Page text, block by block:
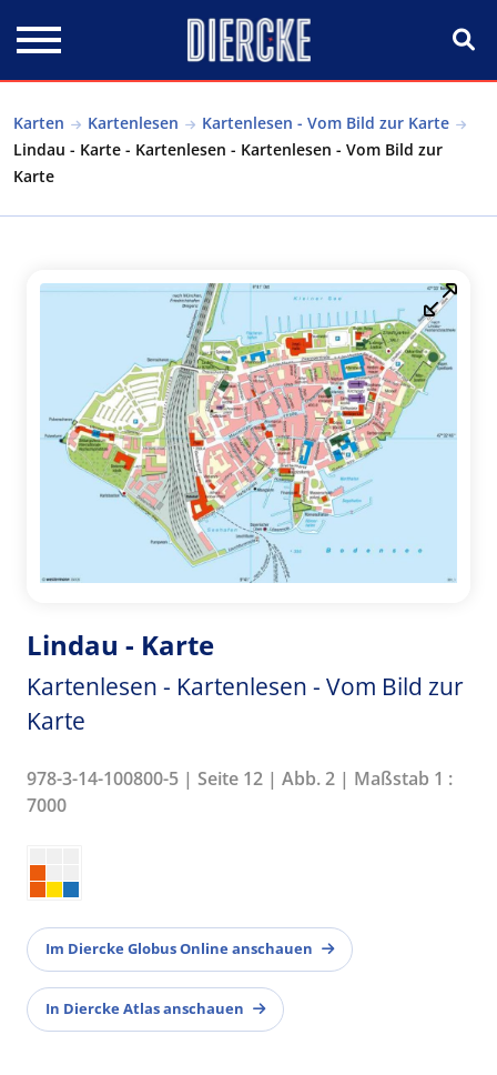
Karten Kartenlesen
Kartenlesen - Vom Bild zur Karte
Lindau - Karte - Kartenlesen - Kartenlesen - Vom Bild zur
Karte
Lindau - Karte
Kartenlesen - Kartenlesen - Vom Bild zur
Karte
978-3-14-100800-5 | Seite 12 | Abb. 2 | Maßstab 1 :
7000
Im Diercke Globus Online anschauen
In Diercke Atlas anschauen